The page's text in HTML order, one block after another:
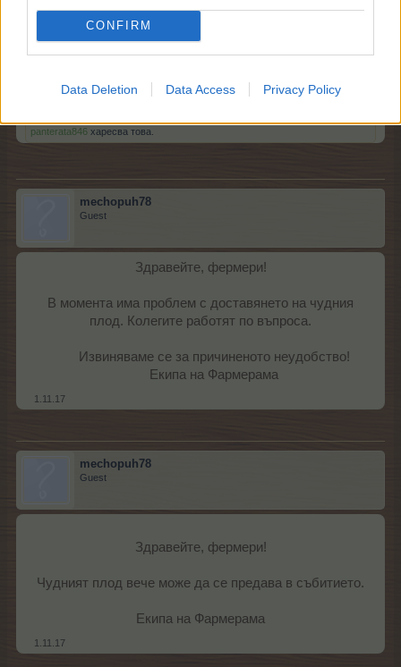
CONFIRM
Data Deletion Data Access Privacy Policy
Екипа на Фармерама​
panterata846 харесва това.
mechopuh78
Guest
Здравейте, фермери!
В момента има проблем с доставянето на чудния
плод. Колегите работят по въпроса.
Извиняваме се за причиненото неудобство!
Екипа на Фармерама​
1.11.17
mechopuh78
Guest
Здравейте, фермери!
Чудният плод вече може да се предава в събитието.
Екипа на Фармерама​
1.11.17